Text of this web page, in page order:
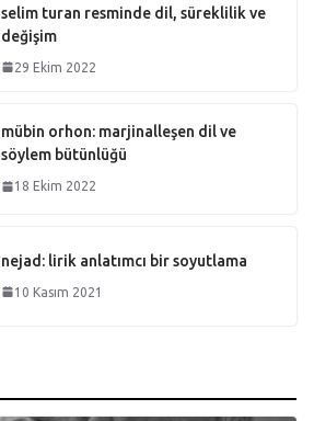
selim turan resminde dil, süreklilik ve
değişim
29 Ekim 2022
mübin orhon: marjinalleşen dil ve
söylem bütünlüğü
18 Ekim 2022
nejad: lirik anlatımcı bir soyutlama
10 Kasım 2021